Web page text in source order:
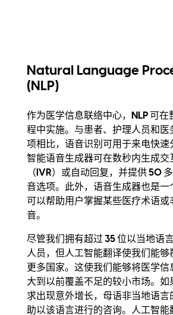
Natural Language
(NLP)
作为医学信息联络中心，NLP 可在
程中实施。与患者、护理人员和医
项相比，语音识别可用于来电快速
智能语音生成器可在数秒内生成交
（IVR）或自动回复，并提供 50
音选项。此外，语音生成器也是一
可以帮助用户掌握某些医疗术语或
音。
尽管我们拥有超过 35 位以当地语
人员，但人工智能翻译使我们能够
更多国家。这使我们能够将医学信
大到以前覆盖不足的较小市场。如
求出现意外增长，母语非当地语言
助以该语言进行的咨询。人工智能